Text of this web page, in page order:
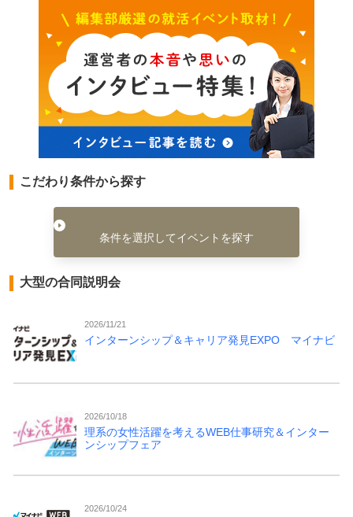
こだわり条件から探す
条件を選択してイベントを探す
大型の合同説明会
2026/11/21
インターンシップ＆キャリア発見EXPO マイナビ
2026/10/18
理系の女性活躍を考えるWEB仕事研究＆インター
ンシップフェア
2026/10/24